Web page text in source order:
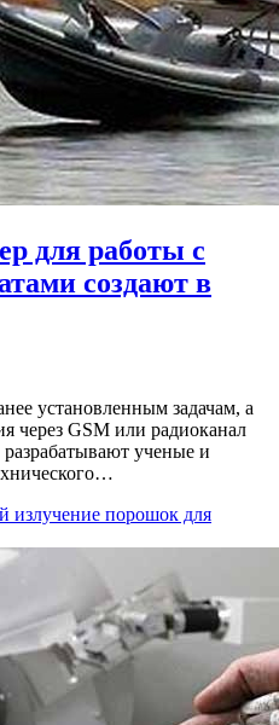
для работы с
создают в
установленным задачам, а
через GSM или радиоканал
ученые и
излучение порошок для